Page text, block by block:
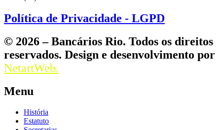
Política de Privacidade - LGPD
© 2026 – Bancários Rio. Todos os direitos
reservados. Design e desenvolvimento por
NetartWeb.
Menu
História
Estatuto